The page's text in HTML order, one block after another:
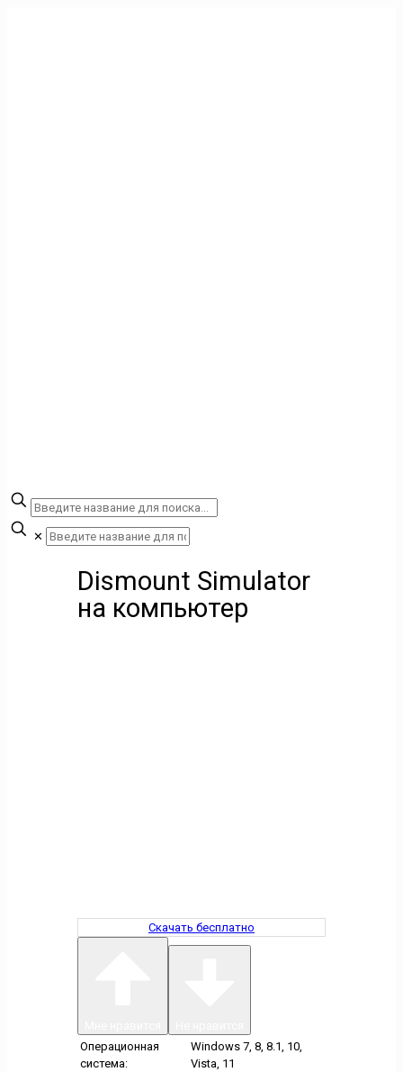
✕
Dismount Simulator
на компьютер
Скачать бесплатно
Операционная
система:
Windows 7, 8, 8.1, 10,
Vista, 11